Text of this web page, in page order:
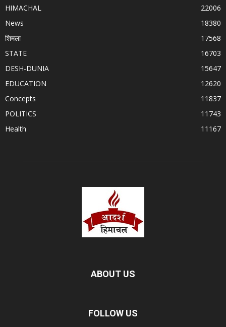
HIMACHAL
22006
News
18380
शिमला
17568
STATE
16703
DESH-DUNIA
15647
EDUCATION
12620
Concepts
11837
POLITICS
11743
Health
11167
ABOUT US
FOLLOW US